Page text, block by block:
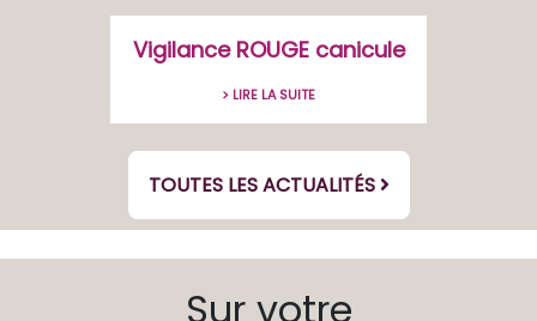
Vigilance ROUGE canicule
> LIRE LA SUITE
TOUTES LES ACTUALITÉS
Sur votre